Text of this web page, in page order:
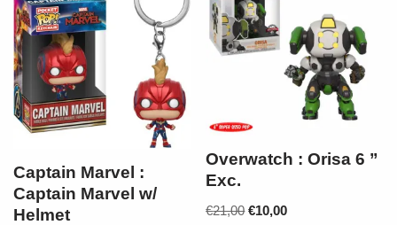
Captain Marvel :
Captain Marvel w/
Helmet
Overwatch : Orisa 6 ”
Exc.
€21,00 €10,00